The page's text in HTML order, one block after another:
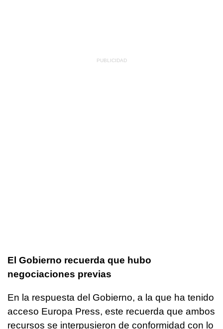
El Gobierno recuerda que hubo
negociaciones previas
En la respuesta del Gobierno, a la que ha tenido
acceso Europa Press, este recuerda que ambos
recursos se interpusieron de conformidad con lo